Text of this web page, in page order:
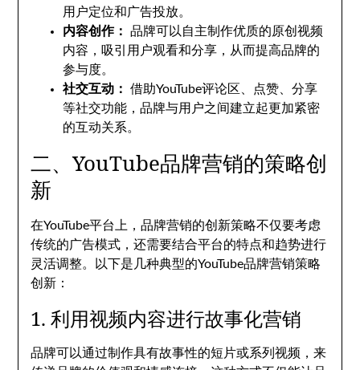
用户定位和广告投放。
内容创作：品牌可以自主制作优质的原创视频
内容，吸引用户观看和分享，从而提高品牌的
参与度。
社交互动：借助YouTube评论区、点赞、分享
等社交功能，品牌与用户之间建立起更加紧密
的互动关系。
二、YouTube品牌营销的策略创
新
在YouTube平台上，品牌营销的创新策略不仅要考虑
传统的广告模式，还需要结合平台的特点和趋势进行
灵活调整。以下是几种典型的YouTube品牌营销策略
创新：
1. 利用视频内容进行故事化营销
品牌可以通过制作具有故事性的短片或系列视频，来